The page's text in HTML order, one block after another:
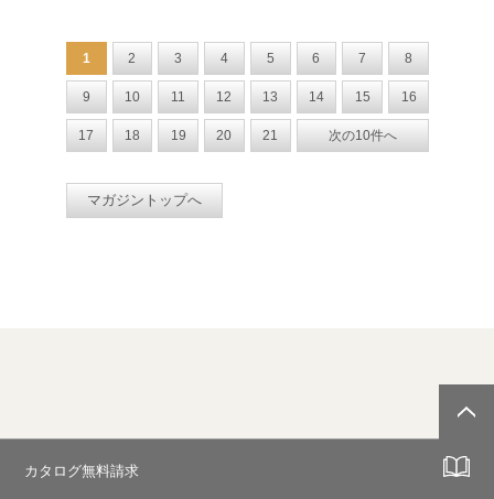
1 2 3 4 5 6 7 8
9 10 11 12 13 14 15 16
17 18 19 20 21 次の10件へ
マガジントップへ
カタログ無料請求